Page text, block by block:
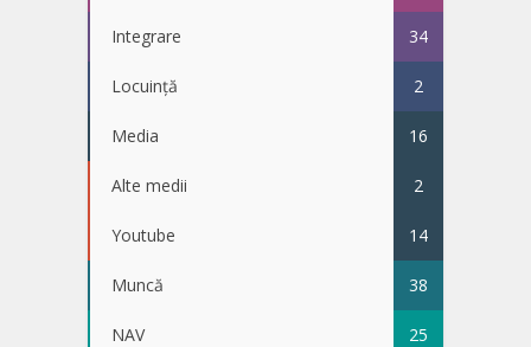
Integrare 34
Locuință 2
Media 16
Alte medii 2
Youtube 14
Muncă 38
NAV 25